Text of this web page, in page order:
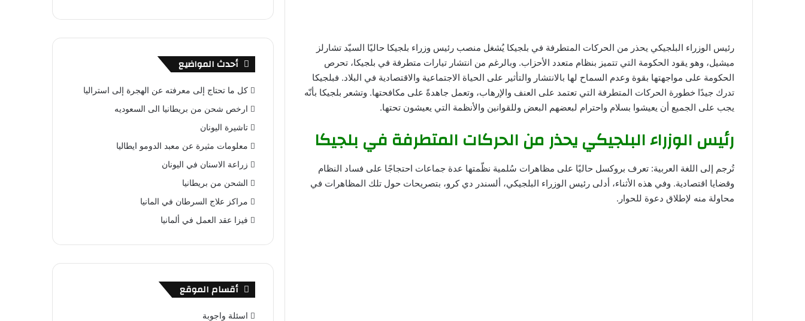
رئيس الوزراء البلجيكي يحذر من الحركات المتطرفة في بلجيكا يُشغل منصب رئيس وزراء بلجيكا حاليًا السيّد تشارلز
ميشيل، وهو يقود الحكومة التي تتميز بنظام متعدد الأحزاب. وبالرغم من انتشار تيارات متطرفة في بلجيكا، تحرص
الحكومة على مواجهتها بقوة وعدم السماح لها بالانتشار والتأثير على الحياة الاجتماعية والاقتصادية في البلاد. فبلجيكا
تدرك جيدًا خطورة الحركات المتطرفة التي تعتمد على العنف والإرهاب، وتعمل جاهدةً على مكافحتها. وتشعر بلجيكا بأنّه
يجب على الجميع أن يعيشوا بسلام واحترام لبعضهم البعض وللقوانين والأنظمة التي يعيشون تحتها.
رئيس الوزراء البلجيكي يحذر من الحركات المتطرفة في بلجيكا
تُرجم إلى اللغة العربية: تعرف بروكسل حاليًا على مظاهرات سُلمية نظّمتها عدة جماعات احتجاجًا على فساد النظام
وقضايا اقتصادية. وفي هذه الأثناء، أدلى رئيس الوزراء البلجيكي، ألسندر دي كرو، بتصريحات حول تلك المظاهرات في
محاولة منه لإطلاق دعوة للحوار.
أحدث المواضيع
كل ما تحتاج إلى معرفته عن الهجرة إلى استراليا
ارخص شحن من بريطانيا الى السعوديه
تاشيرة اليونان
معلومات مثيرة عن معبد الدومو ايطاليا
زراعة الاسنان في اليونان
الشحن من بريطانيا
مراكز علاج السرطان في المانيا
فيزا عقد العمل في ألمانيا
أقسام الموقع
اسئلة واجوبة